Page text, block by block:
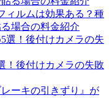
ィルムは効果ある？種
場合の料金紹介
！後付けカメラの失敗